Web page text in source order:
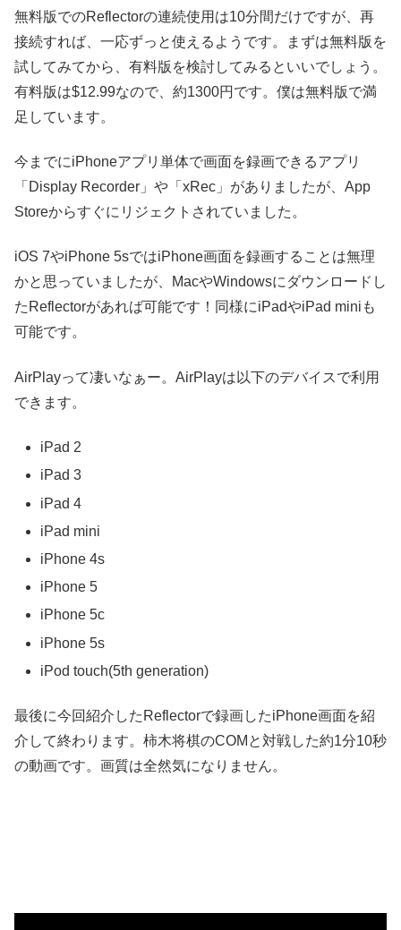
無料版でのReflectorの連続使用は10分間だけですが、再
接続すれば、一応ずっと使えるようです。まずは無料版を
試してみてから、有料版を検討してみるといいでしょう。
有料版は$12.99なので、約1300円です。僕は無料版で満
足しています。
今までにiPhoneアプリ単体で画面を録画できるアプリ
「Display Recorder」や「xRec」がありましたが、App
Storeからすぐにリジェクトされていました。
iOS 7やiPhone 5sではiPhone画面を録画することは無理
かと思っていましたが、MacやWindowsにダウンロードし
たReflectorがあれば可能です！同様にiPadやiPad miniも
可能です。
AirPlayって凄いなぁー。AirPlayは以下のデバイスで利用
できます。
iPad 2
iPad 3
iPad 4
iPad mini
iPhone 4s
iPhone 5
iPhone 5c
iPhone 5s
iPod touch(5th generation)
最後に今回紹介したReflectorで録画したiPhone画面を紹
介して終わります。柿木将棋のCOMと対戦した約1分10秒
の動画です。画質は全然気になりません。